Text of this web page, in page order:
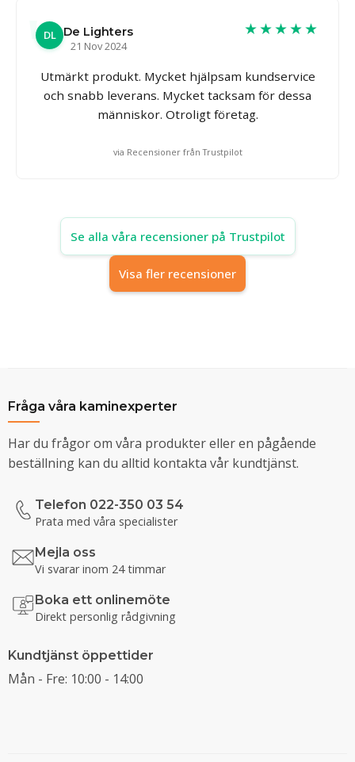
DL De Lighters
21 Nov 2024
★★★★★
Utmärkt produkt. Mycket hjälpsam kundservice
och snabb leverans. Mycket tacksam för dessa
människor. Otroligt företag.
via Recensioner från Trustpilot
Se alla våra recensioner på Trustpilot
Visa fler recensioner
Fråga våra kaminexperter
Har du frågor om våra produkter eller en pågående
beställning kan du alltid kontakta vår kundtjänst.
Telefon 022-350 03 54
Prata med våra specialister
Mejla oss
Vi svarar inom 24 timmar
Boka ett onlinemöte
Direkt personlig rådgivning
Kundtjänst öppettider
Mån - Fre: 10:00 - 14:00